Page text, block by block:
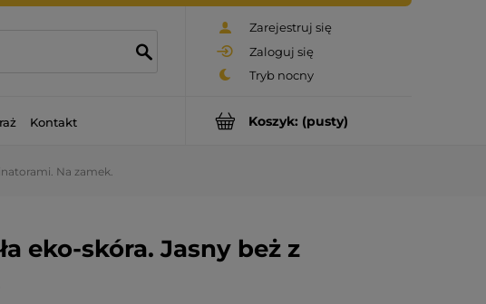
Zarejestruj się
Zaloguj się
Koszyk: (pusty)
Kontakt
Na zamek.
eko-skóra. Jasny beż z